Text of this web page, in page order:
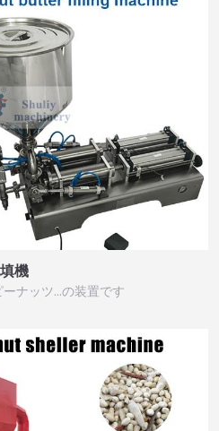
機
ナッツ…の装置です